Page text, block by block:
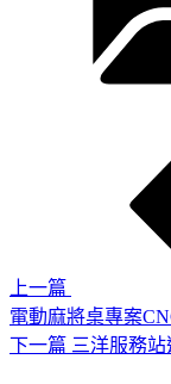
上一篇
電動麻將桌專案
下
下一篇 三洋服務